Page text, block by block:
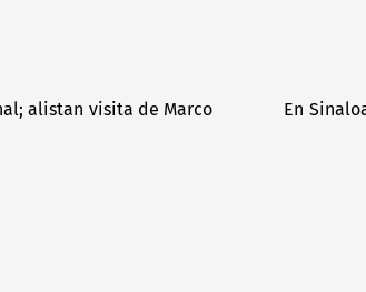
alistan visita de Marco
En